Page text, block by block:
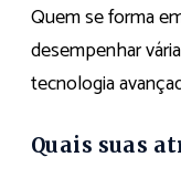
Quem se forma
desempenhar
tecnologia
Quais suas